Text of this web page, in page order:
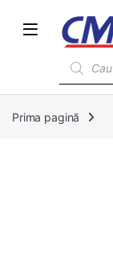
Prima pagină